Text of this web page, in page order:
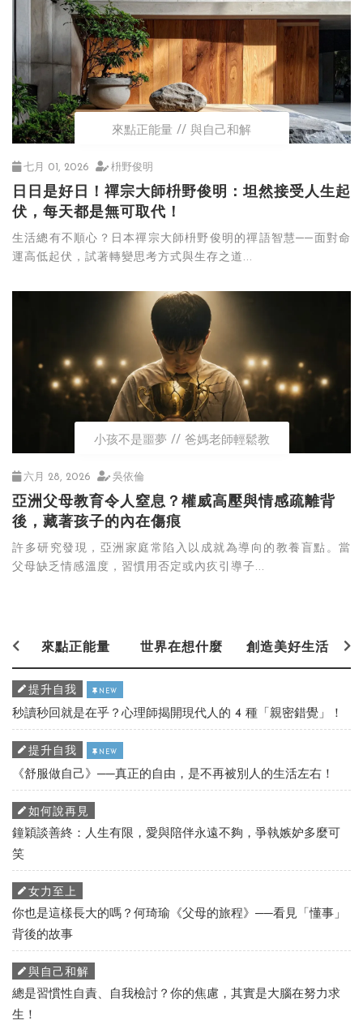
來點正能量 與自己和解
七月 01, 2026 枡野俊明
日日是好日！禪宗大師枡野俊明：坦然接受人生起
伏，每天都是無可取代！
生活總有不順心？日本禪宗大師枡野俊明的禪語智慧──面對命
運高低起伏，試著轉變思考方式與生存之道...
小孩不是噩夢 爸媽老師輕鬆教
六月 28, 2026 吳依倫
亞洲父母教育令人窒息？權威高壓與情感疏離背
後，藏著孩子的內在傷痕
許多研究發現，亞洲家庭常陷入以成就為導向的教養盲點。當
父母缺乏情感溫度，習慣用否定或內疚引導子...
來點正能量 世界在想什麼 創造美好生活
提升自我 NEW
秒讀秒回就是在乎？心理師揭開現代人的 4 種「親密錯覺」！
提升自我 NEW
《舒服做自己》──真正的自由，是不再被別人的生活左右！
如何說再見
鐘穎談善終：人生有限，愛與陪伴永遠不夠，爭執嫉妒多麼可
笑
女力至上
你也是這樣長大的嗎？何琦瑜《父母的旅程》──看見「懂事」
背後的故事
與自己和解
總是習慣性自責、自我檢討？你的焦慮，其實是大腦在努力求
生！